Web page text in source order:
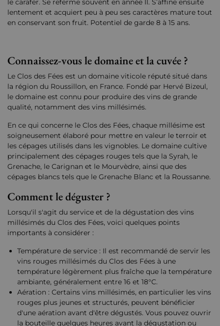
lentement et acquiert peu à peu ses caractères mature tout
en conservant son fruit. Potentiel de garde 8 à 15 ans.
Connaissez-vous le domaine et la cuvée ?
Le Clos des Fées est un domaine viticole réputé situé dans
la région du Roussillon, en France. Fondé par Hervé Bizeul,
le domaine est connu pour produire des vins de grande
qualité, notamment des vins millésimés.
En ce qui concerne le Clos des Fées, chaque millésime est
soigneusement élaboré pour mettre en valeur le terroir et
les cépages utilisés dans les vignobles. Le domaine cultive
principalement des cépages rouges tels que la Syrah, le
Grenache, le Carignan et le Mourvèdre, ainsi que des
cépages blancs tels que le Grenache Blanc et la Roussanne.
Comment le déguster ?
Lorsqu'il s'agit du service et de la dégustation des vins
millésimés du Clos des Fées, voici quelques points
importants à considérer :
Température de service : Il est recommandé de servir les
vins rouges millésimés du Clos des Fées à une
température légèrement plus fraîche que la température
ambiante, généralement entre 16 et 18°C.
Aération : Certains vins millésimés, en particulier les vins
rouges plus jeunes et structurés, peuvent bénéficier
d'une aération avant d'être dégustés. Vous pouvez ouvrir
la bouteille quelques heures avant la dégustation ou